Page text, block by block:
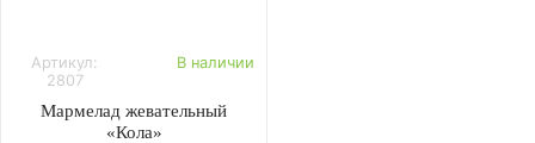
Артикул:
2807
В наличии
Мармелад жевательный
«Кола»